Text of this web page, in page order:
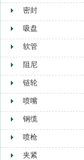
密封
吸盘
软管
阻尼
链轮
喷嘴
钢缆
喷枪
夹紧